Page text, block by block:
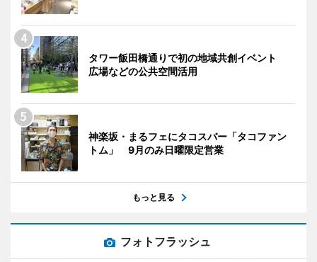
タワー飯田橋通りで初の地域共創イベント
広場などの公共空間活用
神楽坂・まるフェにタコスバー「タコファン
トム」 9月のみ日曜限定営業
もっと見る
フォトフラッシュ